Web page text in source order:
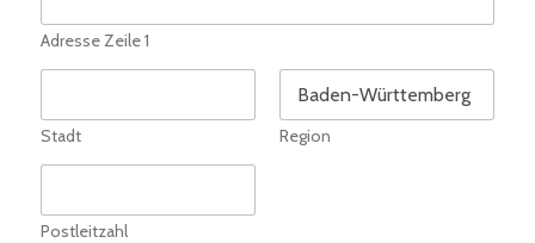
Adresse Zeile 1
Stadt Region
Postleitzahl